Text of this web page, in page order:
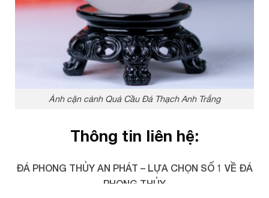
Ảnh cận cảnh Quả Cầu Đá Thạch Anh Trắng
Thông tin liên hệ:
ĐÁ PHONG THỦY AN PHÁT – LỰA CHỌN SỐ 1 VỀ ĐÁ
PHONG THỦY